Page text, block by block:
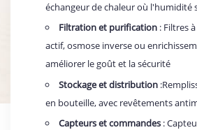
échangeur de chaleur où l'humidité
Filtration et purification : Filtres
actif, osmose inverse ou
améliorer le goût et la sécurité
Stockage et distribution
en bouteille, avec revêtements
Capteurs et commandes :